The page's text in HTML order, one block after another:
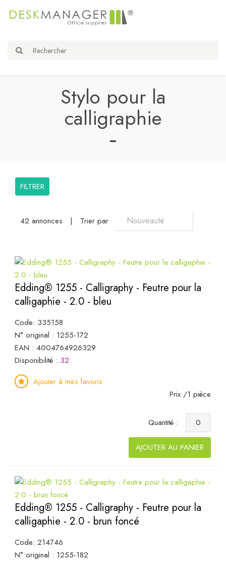
Stylo pour la
calligraphie
FILTRER
42 annonces | Trier par
Edding® 1255 - Calligraphy - Feutre pour la
calligaphie - 2.0 - bleu
Code: 335158
N° original : 1255-172
EAN : 4004764926329
Disponibilité : 32
Ajouter à mes favoris
Prix /1 pièce
Quantité :
AJOUTER AU PANIER
Edding® 1255 - Calligraphy - Feutre pour la
calligaphie - 2.0 - brun foncé
Code: 214746
N° original : 1255-182